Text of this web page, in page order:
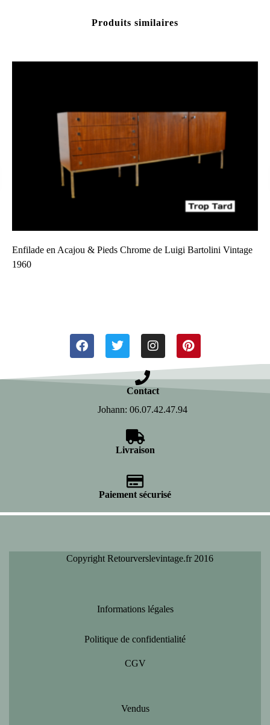
Produits similaires
Enfilade en Acajou & Pieds Chrome de Luigi Bartolini Vintage
1960
Contact
Johann: 06.07.42.47.94
Livraison
Paiement sécurisé
Copyright Retourverslevintage.fr 2016
Informations légales
Politique de confidentialité
CGV
Vendus